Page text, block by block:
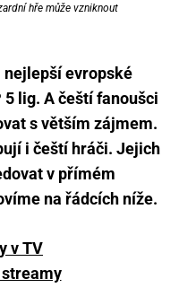
hře může vzniknout
nejlepší evropské
lig. A čeští fanoušci
s větším zájmem.
i čeští hráči. Jejich
v přímém
na řádcích níže.
v TV